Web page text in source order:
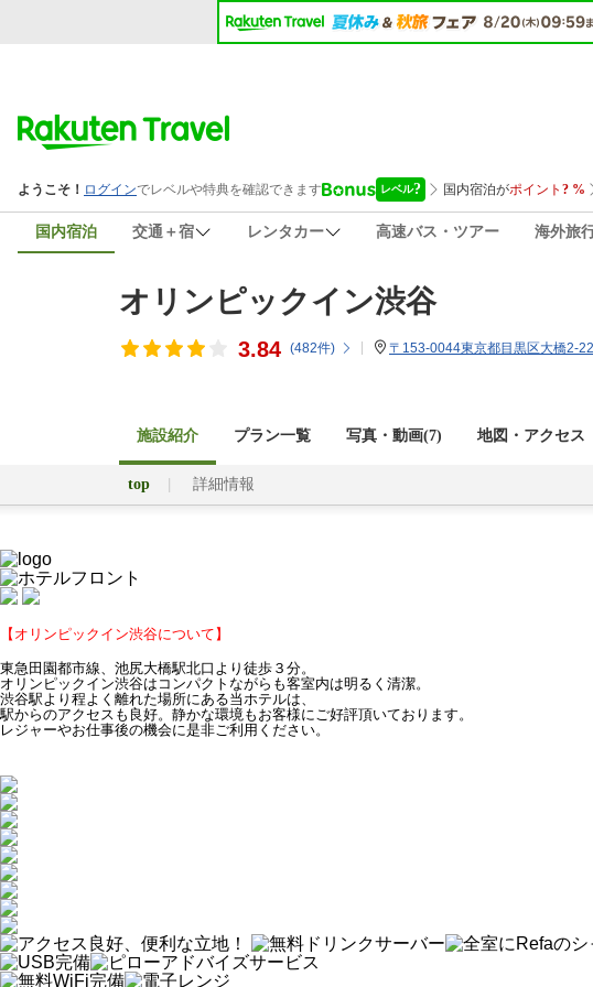
国内宿泊 交通＋宿 レンタカー 高速バス・ツアー 海外旅
オリンピックイン渋谷
3.84 (482件) 〒153-0044東京都目黒区大橋2-
施設紹介 プラン一覧 写真・動画(7) 地図・アクセス
top 詳細情報
【オリンピックイン渋谷について】
東急田園都市線、池尻大橋駅北口より徒歩３分。
オリンピックイン渋谷はコンパクトながらも客室内は明るく清潔。
渋谷駅より程よく離れた場所にある当ホテルは、
駅からのアクセスも良好。静かな環境もお客様にご好評頂いております。
レジャーやお仕事後の機会に是非ご利用ください。